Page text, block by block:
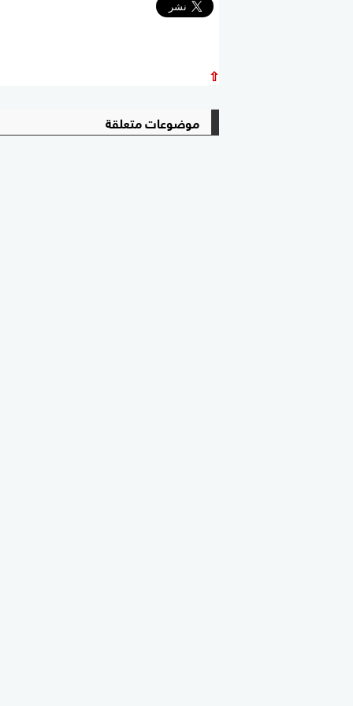
⇧
موضوعات متعلقة